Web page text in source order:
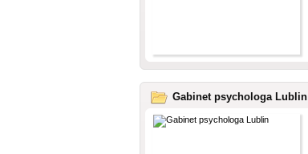
Gabinet psychologa Lublin